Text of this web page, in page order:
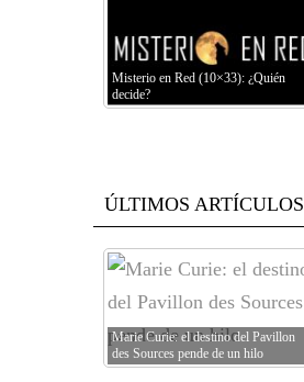
Misterio en Red (10×33): ¿Quién
decide?
ÚLTIMOS ARTÍCULOS
Marie Curie: el destino del Pavillon
des Sources pende de un hilo